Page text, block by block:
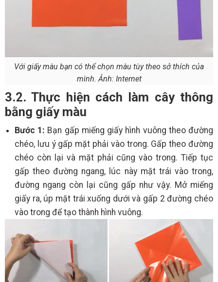
Với giấy màu bạn có thể chọn màu tùy theo sở thích của
mình. Ảnh: Internet
3.2. Thực hiện cách làm cây thông
bằng giấy màu
Bước 1: Bạn gấp miếng giấy hình vuông theo đường
chéo, lưu ý gấp mặt phải vào trong. Gấp theo đường
chéo còn lại và mặt phải cũng vào trong. Tiếp tục
gấp theo đường ngang, lúc này mặt trái vào trong,
đường ngang còn lại cũng gấp như vậy. Mở miếng
giấy ra, úp mặt trái xuống dưới và gấp 2 đường chéo
vào trong để tạo thành hình vuông.